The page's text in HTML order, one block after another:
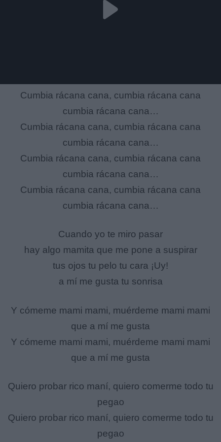
Cumbia rácana cana, cumbia rácana cana
cumbia rácana cana…
Cumbia rácana cana, cumbia rácana cana
cumbia rácana cana…
Cumbia rácana cana, cumbia rácana cana
cumbia rácana cana…
Cumbia rácana cana, cumbia rácana cana
cumbia rácana cana…
Cuando yo te miro pasar
hay algo mamita que me pone a suspirar
tus ojos tu pelo tu cara ¡Uy!
a mí me gusta tu sonrisa
Y cómeme mami mami, muérdeme mami mami
que a mí me gusta
Y cómeme mami mami, muérdeme mami mami
que a mí me gusta
Quiero probar rico maní, quiero comerme todo tu
pegao
Quiero probar rico maní, quiero comerme todo tu
pegao